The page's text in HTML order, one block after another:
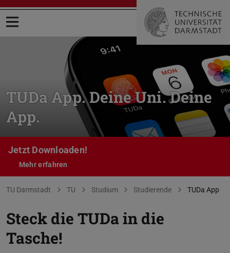
Menü öffnen
TUDa App. Deine Uni. Deine
App.
Jetzt Downloaden!
Mehr erfahren
Sie befinden sich hier:
TU Darmstadt TU Studium Studierende TUDa App
Steck die TUDa in die
Tasche!